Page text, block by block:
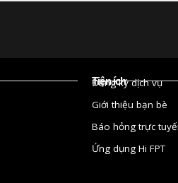
Tiện ích
Đăng ký dịch vụ
Giới thiệu bạn bè
Báo hỏng trực
Ứng dụng Hi FPT